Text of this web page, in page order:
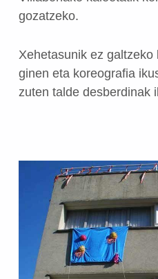
gozatzeko.
Xehetasunik ez galtzeko
ginen eta koreografia
zuten talde desberdinak